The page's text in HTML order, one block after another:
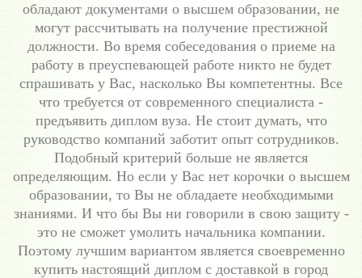
обладают документами о высшем образовании, не
могут рассчитывать на получение престижной
должности. Во время собеседования о приеме на
работу в преуспевающей работе никто не будет
спрашивать у Вас, насколько Вы компетентны. Все
что требуется от современного специалиста -
предъявить диплом вуза. Не стоит думать, что
руководство компаний заботит опыт сотрудников.
Подобный критерий больше не является
определяющим. Но если у Вас нет корочки о высшем
образовании, то Вы не обладаете необходимыми
знаниями. И что бы Вы ни говорили в свою защиту -
это не сможет умолить начальника компании.
Поэтому лучшим вариантом является своевременно
купить настоящий диплом с доставкой в город